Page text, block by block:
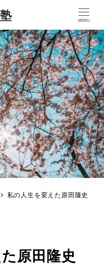
MENU
私の人生を変えた原田隆史
原田隆史